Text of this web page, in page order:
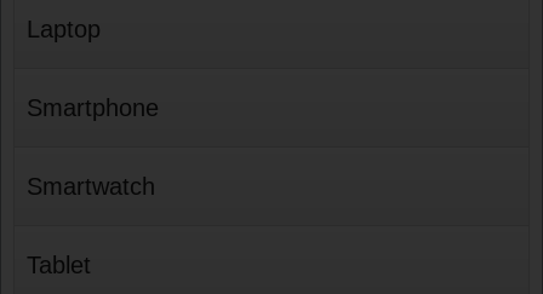
Laptop
Smartphone
Smartwatch
Tablet